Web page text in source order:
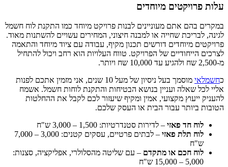
עלות פרויקטים מיוחדים
במקרים בהם אתם מעוניינים לבנות פרויקט מיוחד כמו התקנת לוח חשמל
לגינה, לבריכת שחייה או למבנה חיצוני, המחירים עשויים להשתנות מאוד.
פרויקטים מיוחדים דורשים תכנון מקיף, עבודה עם ציוד מיוחד והתאמה
לצרכים הייחודיים של הפרויקט. טווח העלויות הוא רחב ויכול להתחיל
מ-2,500 שח ולהגיע עד 10,000 שח ויותר.
כחשמלאי
מוסמך בעל ניסיון של מעל 10 שנים, אני מזמין אתכם לפנות
אליי לכל שאלה ועניין בנושא הבטיחות והתקנת לוחות חשמל. אשמח
להעניק ייעוץ מקצועי, אמין ומקיף שיעזור לכם לקבל את ההחלטות
הטובות ביותר עבור הבית או העסק שלכם.
לוח חד פאזי – לדירות סטנדרטיות: 1,500 – 3,000 ש"ח
לוח תלת פאזי
– לבתים פרטיים, עסקים קטנים: 3,000 – 7,000
ש"ח
לוח חכם או מתקדם – עם שליטה מהסלולרי, אפליקציה, סצנות:
5,000 – 15,000 ש"ח